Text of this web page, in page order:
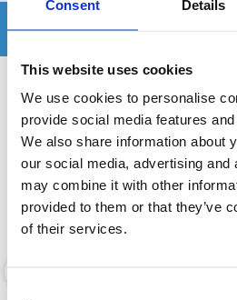
Consent Details
This website uses cookies
We use cookies to personalise
provide social media features
We also share information about
our social media, advertising and
may combine it with other
provided to them or that they’ve
of their services.
Relaterade produkter